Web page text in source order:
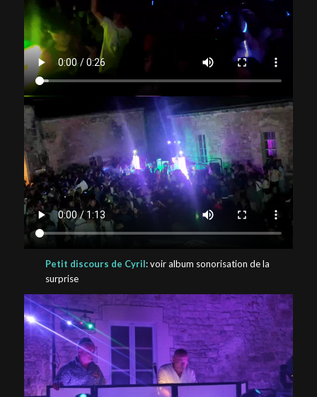
Petit discours de Cyril: voir album sonorisation de la
surprise